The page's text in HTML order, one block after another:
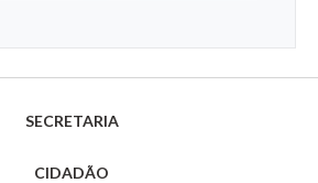
SECRETARIA
CIDADÃO